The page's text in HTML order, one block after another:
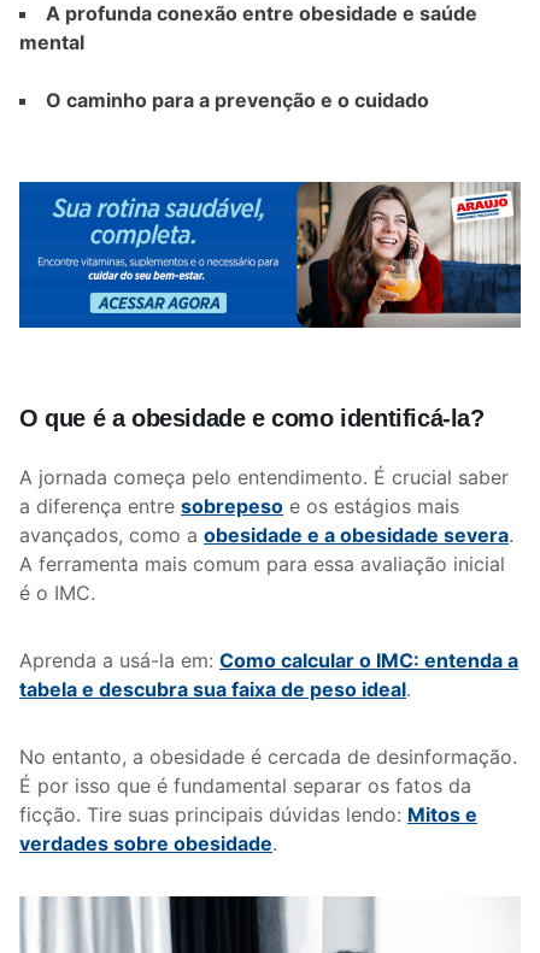
A profunda conexão entre obesidade e saúde
mental
O caminho para a prevenção e o cuidado
O que é a obesidade e como identificá-la?
A jornada começa pelo entendimento. É crucial saber
a diferença entre sobrepeso e os estágios mais
avançados, como a obesidade e a obesidade severa.
A ferramenta mais comum para essa avaliação inicial
é o IMC.
Aprenda a usá-la em: Como calcular o IMC: entenda a
tabela e descubra sua faixa de peso ideal.
No entanto, a obesidade é cercada de desinformação.
É por isso que é fundamental separar os fatos da
ficção. Tire suas principais dúvidas lendo: Mitos e
verdades sobre obesidade.